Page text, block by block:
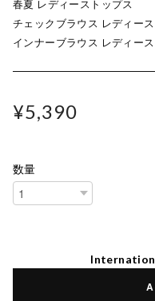
春夏 レディーストップス
チェックブラウス レディース
インナーブラウス レディース
¥5,390
数量